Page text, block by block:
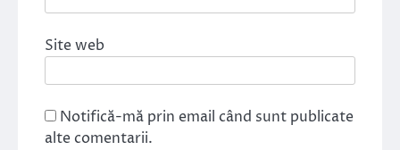
Site web
Notifică-mă prin email când sunt publicate
alte comentarii.